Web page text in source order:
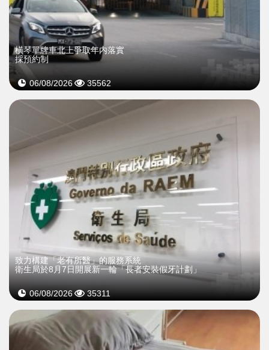
橫琴單牌車北上爭取年内落實
採預約制
06/08/2026 35562
致力構建「老有所醫」的服務系統
衛生局於8月7日開展新一輪「長者安裝假牙計劃」
06/08/2026 35311